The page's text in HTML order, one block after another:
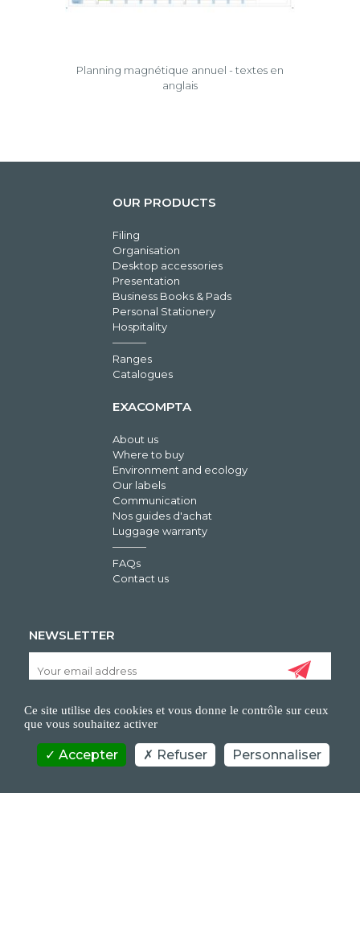
Planning magnétique annuel - textes en
anglais
OUR PRODUCTS
Filing
Organisation
Desktop accessories
Presentation
Business Books & Pads
Personal Stationery
Hospitality
Ranges
Catalogues
EXACOMPTA
About us
Where to buy
Environment and ecology
Our labels
Communication
Nos guides d'achat
Luggage warranty
FAQs
Contact us
NEWSLETTER
Ce site utilise des cookies et vous donne le contrôle sur ceux
que vous souhaitez activer
Accepter Refuser Personnaliser